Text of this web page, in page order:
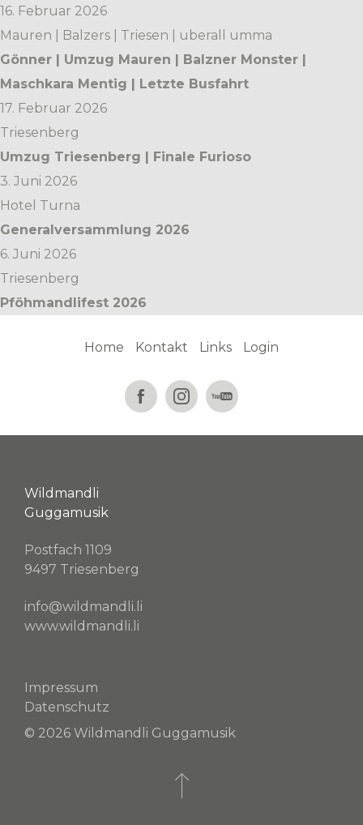
16. Februar 2026
Mauren | Balzers | Triesen | uberall umma
Gönner | Umzug Mauren | Balzner Monster |
Maschkara Mentig | Letzte Busfahrt
17. Februar 2026
Triesenberg
Umzug Triesenberg | Finale Furioso
3. Juni 2026
Hotel Turna
Generalversammlung 2026
6. Juni 2026
Triesenberg
Pföhmandlifest 2026
Home Kontakt Links Login
Wildmandli
Guggamusik
Postfach 1109
9497 Triesenberg
info@wildmandli.li
www.wildmandli.li
Impressum
Datenschutz
© 2026 Wildmandli Guggamusik